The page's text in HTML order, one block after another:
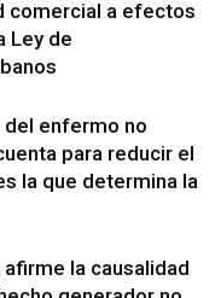
comercial a efectos
Ley de
del enfermo no
para reducir el
la que determina la
la causalidad